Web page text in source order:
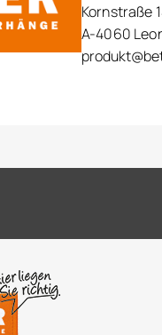
Kornstraße
A-4060